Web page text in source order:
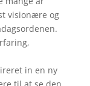
visionære og
in en ny